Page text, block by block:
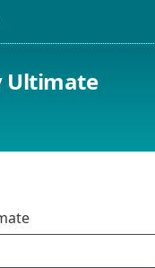
Ultimate